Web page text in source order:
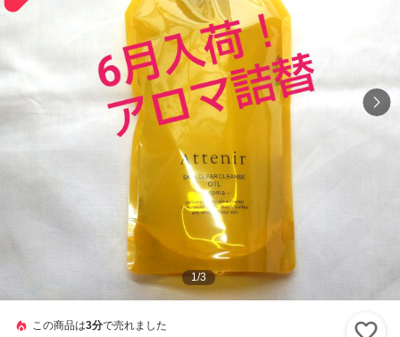
1/3
この商品は3分で売れました